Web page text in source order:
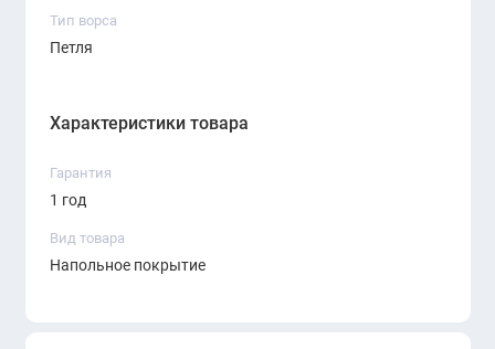
Тип ворса
Петля
Характеристики товара
Гарантия
1 год
Вид товара
Напольное покрытие